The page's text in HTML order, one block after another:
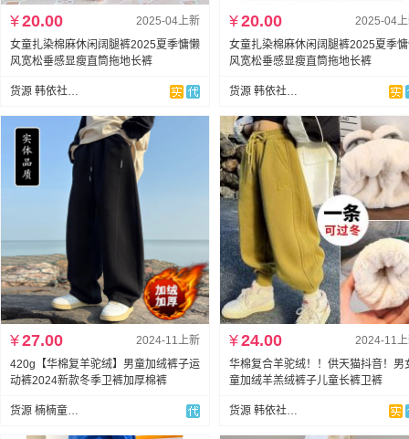
2025-04上新
¥20.00
女童扎染棉麻休闲阔腿裤2025夏季慵懒
风宽松垂感显瘦直筒拖地长裤
货源 韩依社童装网批
2025-04
¥20.00
女童扎染棉麻休闲阔腿裤2025夏季
风宽松垂感显瘦直筒拖地长裤
货源 韩依社童装网批
2024-11上新
¥27.00
420g【华棉复羊驼绒】男童加绒裤子运
动裤2024新款冬季卫裤加厚棉裤
货源 楠楠童装男童店
2024-11
¥24.00
华棉复合羊驼绒！！供天猫抖音！男
童加绒羊羔绒裤子儿童长裤卫裤
货源 韩依社童装网批